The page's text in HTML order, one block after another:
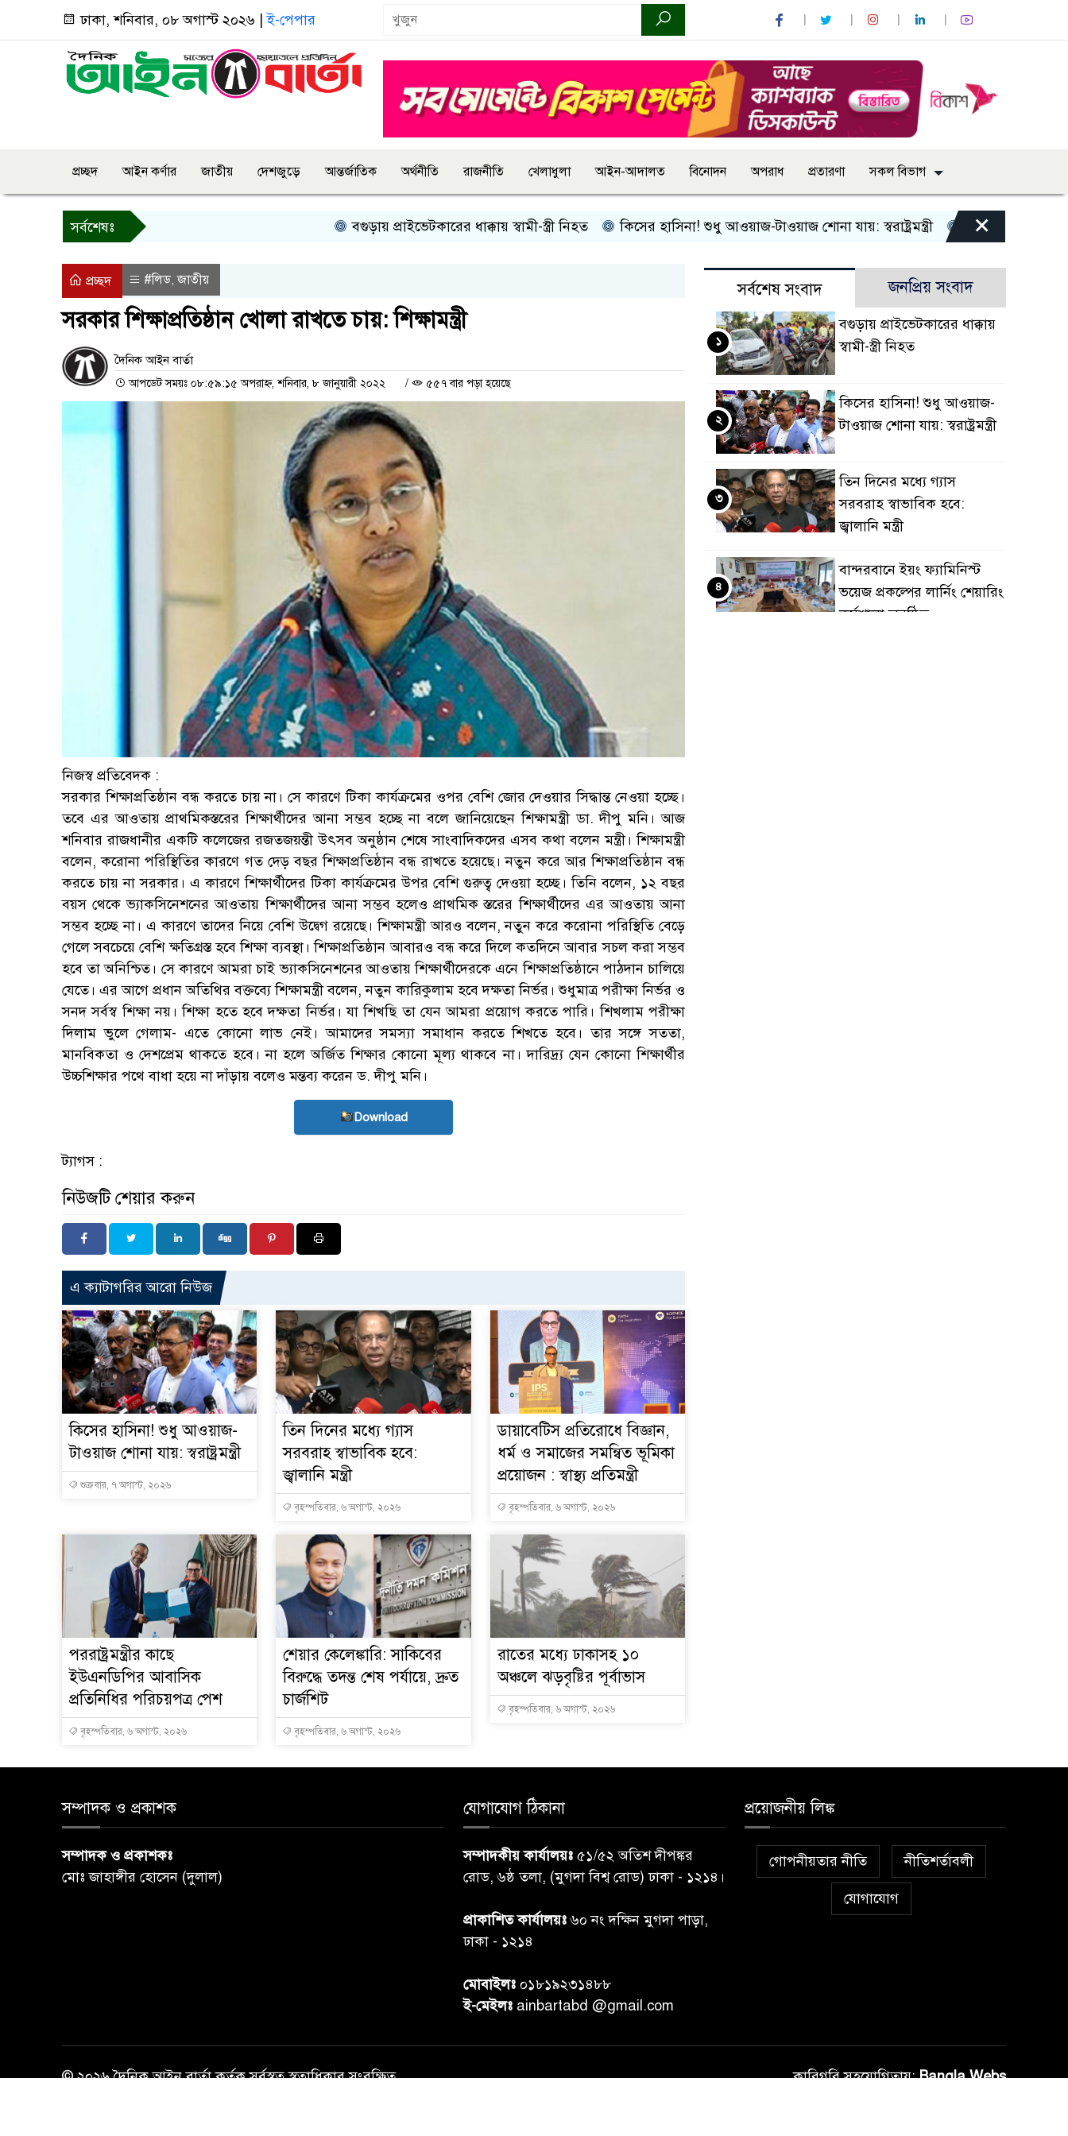
ঢাকা, শনিবার, ০৮ অগাস্ট ২০২৬ |ই-পেপার
প্রচ্ছদ আইন কর্ণার জাতীয় দেশজুড়ে আন্তর্জাতিক অর্থনীতি রাজনীতি খেলাধুলা আইন-আদালত বিনোদন অপরাধ প্রতারণা সকল বিভাগ
সর্বশেষঃ বগুড়ায় প্রাইভেটকারের ধাক্কায় স্বামী-স্ত্রী নিহত কিসের হাসিনা! শুধু আওয়াজ-টাওয়াজ শোনা যায়: স্বরাষ্ট্রমন্ত্রী তিন দিনের মধ্যে গ্যাস
×
প্রচ্ছদ #লিড,জাতীয়
সরকার শিক্ষাপ্রতিষ্ঠান খোলা রাখতে চায়: শিক্ষামন্ত্রী
দৈনিক আইন বার্তা
আপডেট সময়ঃ ০৮:৫৯:১৫ অপরাহ্ন, শনিবার, ৮ জানুয়ারী ২০২২ / ৫৫৭ বার পড়া হয়েছে
নিজস্ব প্রতিবেদক :
সরকার শিক্ষাপ্রতিষ্ঠান বন্ধ করতে চায় না। সে কারণে টিকা কার্যক্রমের ওপর বেশি জোর দেওয়ার সিদ্ধান্ত নেওয়া হচ্ছে।
তবে এর আওতায় প্রাথমিকস্তরের শিক্ষার্থীদের আনা সম্ভব হচ্ছে না বলে জানিয়েছেন শিক্ষামন্ত্রী ডা. দীপু মনি। আজ
শনিবার রাজধানীর একটি কলেজের রজতজয়ন্তী উৎসব অনুষ্ঠান শেষে সাংবাদিকদের এসব কথা বলেন মন্ত্রী। শিক্ষামন্ত্রী
বলেন, করোনা পরিস্থিতির কারণে গত দেড় বছর শিক্ষাপ্রতিষ্ঠান বন্ধ রাখতে হয়েছে। নতুন করে আর শিক্ষাপ্রতিষ্ঠান বন্ধ
করতে চায় না সরকার। এ কারণে শিক্ষার্থীদের টিকা কার্যক্রমের উপর বেশি গুরুত্ব দেওয়া হচ্ছে। তিনি বলেন, ১২ বছর
বয়স থেকে ভ্যাকসিনেশনের আওতায় শিক্ষার্থীদের আনা সম্ভব হলেও প্রাথমিক স্তরের শিক্ষার্থীদের এর আওতায় আনা
সম্ভব হচ্ছে না। এ কারণে তাদের নিয়ে বেশি উদ্বেগ রয়েছে। শিক্ষামন্ত্রী আরও বলেন, নতুন করে করোনা পরিস্থিতি বেড়ে
গেলে সবচেয়ে বেশি ক্ষতিগ্রস্ত হবে শিক্ষা ব্যবস্থা। শিক্ষাপ্রতিষ্ঠান আবারও বন্ধ করে দিলে কতদিনে আবার সচল করা সম্ভব
হবে তা অনিশ্চিত। সে কারণে আমরা চাই ভ্যাকসিনেশনের আওতায় শিক্ষার্থীদেরকে এনে শিক্ষাপ্রতিষ্ঠানে পাঠদান চালিয়ে
যেতে। এর আগে প্রধান অতিথির বক্তব্যে শিক্ষামন্ত্রী বলেন, নতুন কারিকুলাম হবে দক্ষতা নির্ভর। শুধুমাত্র পরীক্ষা নির্ভর ও
সনদ সর্বস্ব শিক্ষা নয়। শিক্ষা হতে হবে দক্ষতা নির্ভর। যা শিখছি তা যেন আমরা প্রয়োগ করতে পারি। শিখলাম পরীক্ষা
দিলাম ভুলে গেলাম- এতে কোনো লাভ নেই। আমাদের সমস্যা সমাধান করতে শিখতে হবে। তার সঙ্গে সততা,
মানবিকতা ও দেশপ্রেম থাকতে হবে। না হলে অর্জিত শিক্ষার কোনো মূল্য থাকবে না। দারিদ্র্য যেন কোনো শিক্ষার্থীর
উচ্চশিক্ষার পথে বাধা হয়ে না দাঁড়ায় বলেও মন্তব্য করেন ড. দীপু মনি।
Download
ট্যাগস :
নিউজটি শেয়ার করুন
এ ক্যাটাগরির আরো নিউজ
কিসের হাসিনা! শুধু আওয়াজ-
টাওয়াজ শোনা যায়: স্বরাষ্ট্রমন্ত্রী
শুক্রবার, ৭ অগাস্ট, ২০২৬
তিন দিনের মধ্যে গ্যাস
সরবরাহ স্বাভাবিক হবে:
জ্বালানি মন্ত্রী
বৃহস্পতিবার, ৬ অগাস্ট, ২০২৬
ডায়াবেটিস প্রতিরোধে বিজ্ঞান,
ধর্ম ও সমাজের সমন্বিত ভূমিকা
প্রয়োজন : স্বাস্থ্য প্রতিমন্ত্রী
বৃহস্পতিবার, ৬ অগাস্ট, ২০২৬
পররাষ্ট্রমন্ত্রীর কা‌ছে
ইউএনডিপির আবাসিক
প্রতিনিধির পরিচয়পত্র পেশ
বৃহস্পতিবার, ৬ অগাস্ট, ২০২৬
শেয়ার কেলেঙ্কারি: সাকিবের
বিরুদ্ধে তদন্ত শেষ পর্যায়ে, দ্রুত
চার্জশিট
বৃহস্পতিবার, ৬ অগাস্ট, ২০২৬
রাতের মধ্যে ঢাকাসহ ১০
অঞ্চলে ঝড়বৃষ্টির পূর্বাভাস
বৃহস্পতিবার, ৬ অগাস্ট, ২০২৬
সর্বশেষ সংবাদ জনপ্রিয় সংবাদ
বগুড়ায় প্রাইভেটকারের ধাক্কায়
স্বামী-স্ত্রী নিহত
১
কিসের হাসিনা! শুধু আওয়াজ-
টাওয়াজ শোনা যায়: স্বরাষ্ট্রমন্ত্রী
২
তিন দিনের মধ্যে গ্যাস
সরবরাহ স্বাভাবিক হবে:
জ্বালানি মন্ত্রী
৩
বান্দরবানে ইয়ং ফ্যামিনিস্ট
ভয়েজ প্রকল্পের লার্নিং শেয়ারিং
কর্মশালা অনুষ্ঠিত
৪
সম্পাদক ও প্রকাশক
সম্পাদক ও প্রকাশকঃ
মোঃ জাহাঙ্গীর হোসেন (দুলাল)
যোগাযোগ ঠিকানা
সম্পাদকীয় কার্যালয়ঃ ৫১/৫২ অতিশ দীপঙ্কর
রোড, ৬ষ্ঠ তলা, (মুগদা বিশ্ব রোড) ঢাকা - ১২১৪।
প্রাকাশিত কার্যালয়ঃ৬০ নং দক্ষিন মুগদা পাড়া,
ঢাকা - ১২১৪
মোবাইলঃ ০১৮১৯২৩১৪৮৮
ই-মেইলঃ ainbartabd @gmail.com
প্রয়োজনীয় লিঙ্ক
গোপনীয়তার নীতি নীতিশর্তাবলী
যোগাযোগ
© ২০২৬ দৈনিক আইন বার্তা কর্তৃক সর্বস্বত্ব স্বত্বাধিকার সংরক্ষিত কারিগরি সহযোগিতায়:Bangla Webs